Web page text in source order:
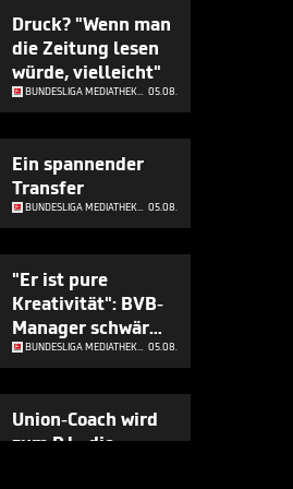
Druck? "Wenn man
die Zeitung lesen
würde, vielleicht"
BUNDESLIGA MEDIATHEK HIGHLIGHTS 05.08.
Ein spannender
Transfer
BUNDESLIGA MEDIATHEK HIGHLIGHTS 05.08.
"Er ist pure
Kreativität": BVB-
Manager schwärmt
von Neuzugang
BUNDESLIGA MEDIATHEK HIGHLIGHTS 05.08.
Union-Coach wird
zum DJ - die